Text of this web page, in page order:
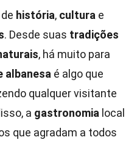
história, cultura e
. Desde suas tradições
, há muito para
albanesa é algo que
qualquer visitante
a gastronomia local
que agradam a todos